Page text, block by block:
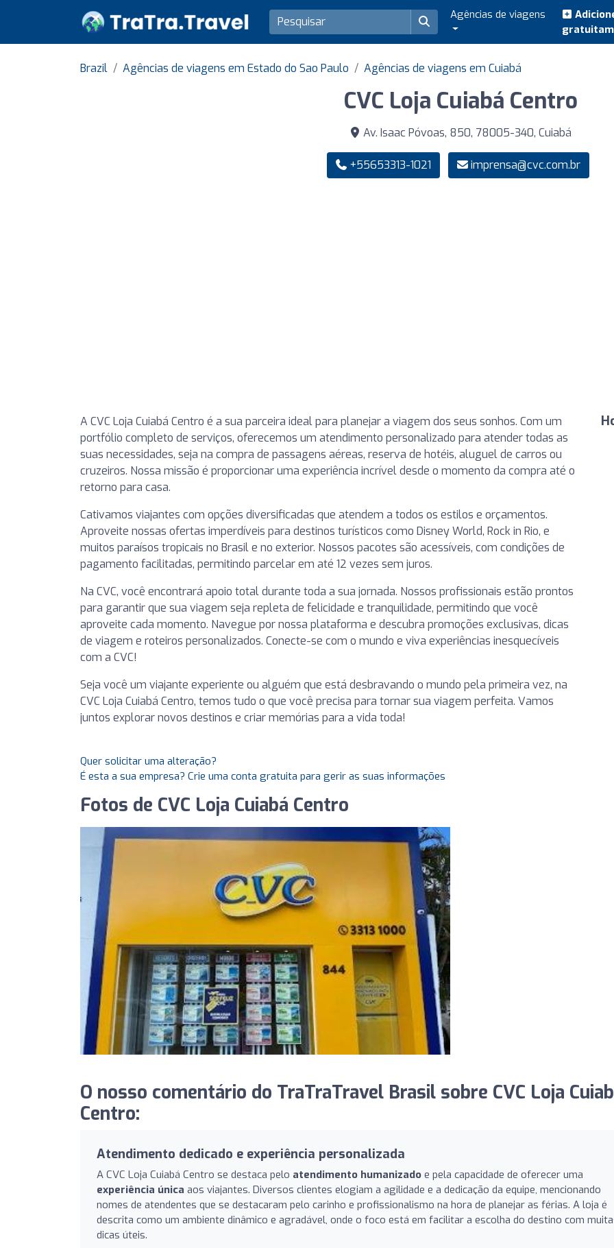
Agências de viagens
Brazil Agências de viagens em Estado do Sao Paulo Agências de viagens em Cuiabá
CVC Loja Cuiabá Centro
Av. Isaac Póvoas, 850, 78005-340, Cuiabá
+55653313-1021 imprensa@cvc.com.br
A CVC Loja Cuiabá Centro é a sua parceira ideal para planejar a viagem dos seus sonhos. Com um
portfólio completo de serviços, oferecemos um atendimento personalizado para atender todas as
suas necessidades, seja na compra de passagens aéreas, reserva de hotéis, aluguel de carros ou
cruzeiros. Nossa missão é proporcionar uma experiência incrível desde o momento da compra até o
retorno para casa.
Cativamos viajantes com opções diversificadas que atendem a todos os estilos e orçamentos.
Aproveite nossas ofertas imperdíveis para destinos turísticos como Disney World, Rock in Rio, e
muitos paraísos tropicais no Brasil e no exterior. Nossos pacotes são acessíveis, com condições de
pagamento facilitadas, permitindo parcelar em até 12 vezes sem juros.
Na CVC, você encontrará apoio total durante toda a sua jornada. Nossos profissionais estão prontos
para garantir que sua viagem seja repleta de felicidade e tranquilidade, permitindo que você
aproveite cada momento. Navegue por nossa plataforma e descubra promoções exclusivas, dicas
de viagem e roteiros personalizados. Conecte-se com o mundo e viva experiências inesquecíveis
com a CVC!
Seja você um viajante experiente ou alguém que está desbravando o mundo pela primeira vez, na
CVC Loja Cuiabá Centro, temos tudo o que você precisa para tornar sua viagem perfeita. Vamos
juntos explorar novos destinos e criar memórias para a vida toda!
Quer solicitar uma alteração?
É esta a sua empresa? Crie uma conta gratuita para gerir as suas informações
Fotos de CVC Loja Cuiabá Centro
O nosso comentário do TraTraTravel Brasil sobre CVC Loja
Centro:
Atendimento dedicado e experiência personalizada
A CVC Loja Cuiabá Centro se destaca pelo atendimento humanizado e pela capacidade de oferecer uma
experiência única aos viajantes. Diversos clientes elogiam a agilidade e a dedicação da equipe, mencionando
nomes de atendentes que se destacaram pelo carinho e profissionalismo na hora de planejar as férias. A loja é
descrita como um ambiente dinâmico e agradável, onde o foco está em facilitar a escolha do destino com
dicas úteis.